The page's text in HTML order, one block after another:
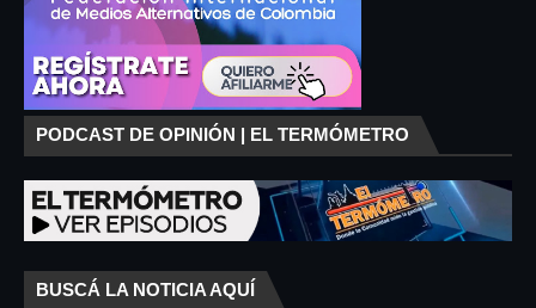
PODCAST DE OPINIÓN | EL TERMÓMETRO
BUSCÁ LA NOTICIA AQUÍ